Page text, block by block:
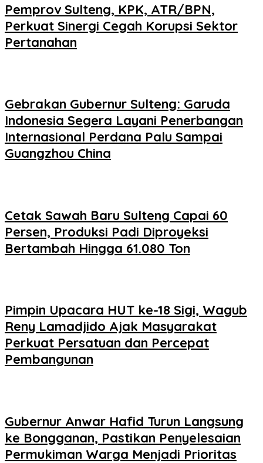
Pemprov Sulteng, KPK, ATR/BPN,
Perkuat Sinergi Cegah Korupsi Sektor
Pertanahan
Gebrakan Gubernur Sulteng: Garuda
Indonesia Segera Layani Penerbangan
Internasional Perdana Palu Sampai
Guangzhou China
Cetak Sawah Baru Sulteng Capai 60
Persen, Produksi Padi Diproyeksi
Bertambah Hingga 61.080 Ton
Pimpin Upacara HUT ke-18 Sigi, Wagub
Reny Lamadjido Ajak Masyarakat
Perkuat Persatuan dan Percepat
Pembangunan
Gubernur Anwar Hafid Turun Langsung
ke Bongganan, Pastikan Penyelesaian
Permukiman Warga Menjadi Prioritas